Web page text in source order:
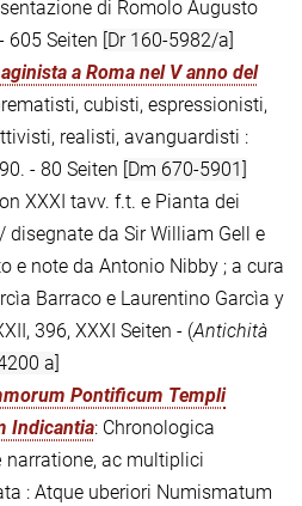
di Romolo Augusto
605 Seiten [Dr 160-5982/a]
a Roma nel V anno del
cubisti, espressionisti,
realisti, avanguardisti :
- 80 Seiten [Dm 670-5901]
XXXI tavv. f.t. e Pianta dei
disegnate da Sir William Gell e
e note da Antonio Nibby ; a cura
Barraco e Laurentino Garcìa y
396, XXXI Seiten - (Antichità
a]
Pontificum Templi
Indicantia: Chronologica
ac multiplici
: Atque uberiori Numismatum